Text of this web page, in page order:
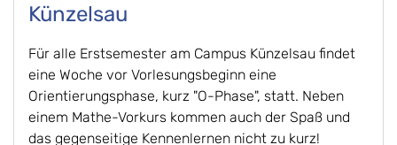
Künzelsau
Für alle Erstsemester am Campus Künzelsau findet
eine Woche vor Vorlesungsbeginn eine
Orientierungsphase, kurz "O-Phase", statt. Neben
einem Mathe-Vorkurs kommen auch der Spaß und
das gegenseitige Kennenlernen nicht zu kurz!